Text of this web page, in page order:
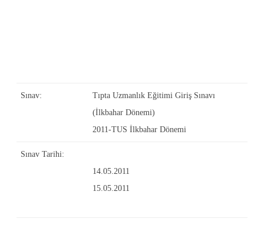
Sınav:
Tıpta Uzmanlık Eğitimi Giriş Sınavı
(İlkbahar Dönemi)
2011-TUS İlkbahar Dönemi
Sınav Tarihi:
14.05.2011
15.05.2011